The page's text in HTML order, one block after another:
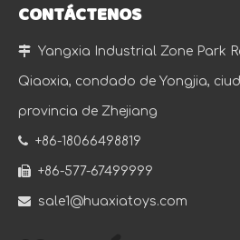
CONTÁCTENOS
 Yangxia Industrial Zone Park
Qiaoxia, condado de Yongjia,
provincia de Zhejiang
 +86-18066498819
 +86-577-67499999
 sale1@huaxiatoys.com